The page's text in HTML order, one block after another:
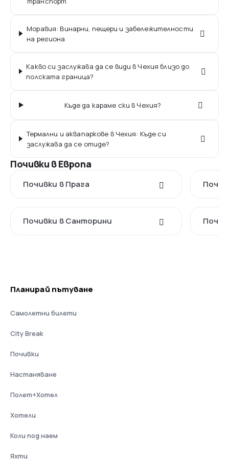
Моравия: Винарни, пещери и забележителности
на региона
Какво си заслужава да се види в Чехия близо до
полската граница?
Къде да караме ски в Чехия?
Термални и аквапаркове в Чехия: Къде си
заслужава да се отиде?
Почивки в Европа
Почивки в Прага
Почивки в Санторини
Планирай пътуване
Самолетни билети
City Break
Почивки
Настаняване
Полет+Хотел
Хотели
Коли под наем
Яхти